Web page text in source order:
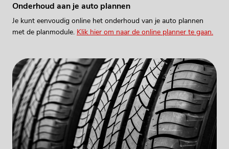
Onderhoud aan je auto plannen
Je kunt eenvoudig online het onderhoud van je auto plannen
met de planmodule. Klik hier om naar de online planner te gaan.